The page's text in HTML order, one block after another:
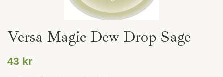
Versa Magic Dew Drop Sage
43 kr